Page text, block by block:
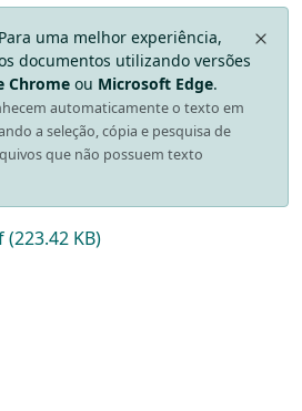
Para uma melhor experiência,
documentos utilizando versões
Chrome ou Microsoft Edge.
automaticamente o texto em
a seleção, cópia e pesquisa de
que não possuem texto
(223.42 KB)